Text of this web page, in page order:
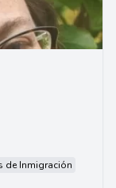
de Inmigración